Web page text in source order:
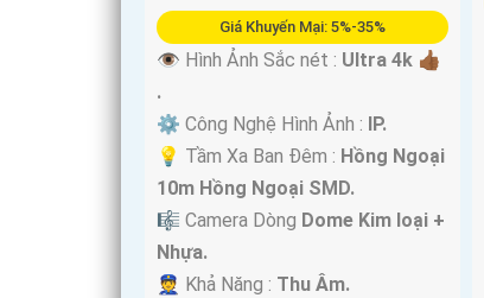
Giá Khuyến Mại: 5%-35%
👁 Hình Ảnh Sắc nét : Ultra 4k 👍🏾
.
⚙ Công Nghệ Hình Ảnh : IP.
💡 Tầm Xa Ban Đêm : Hồng Ngoại
10m Hồng Ngoại SMD.
🎼️ Camera Dòng Dome Kim loại +
Nhựa.
️👮 Khả Năng : Thu Âm.